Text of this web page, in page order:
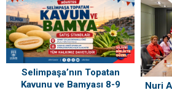
Selimpaşa’nın Topatan
Kavunu ve Bamyası 8-9
Nuri